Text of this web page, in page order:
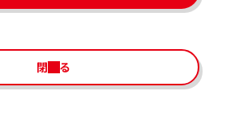
閉じる